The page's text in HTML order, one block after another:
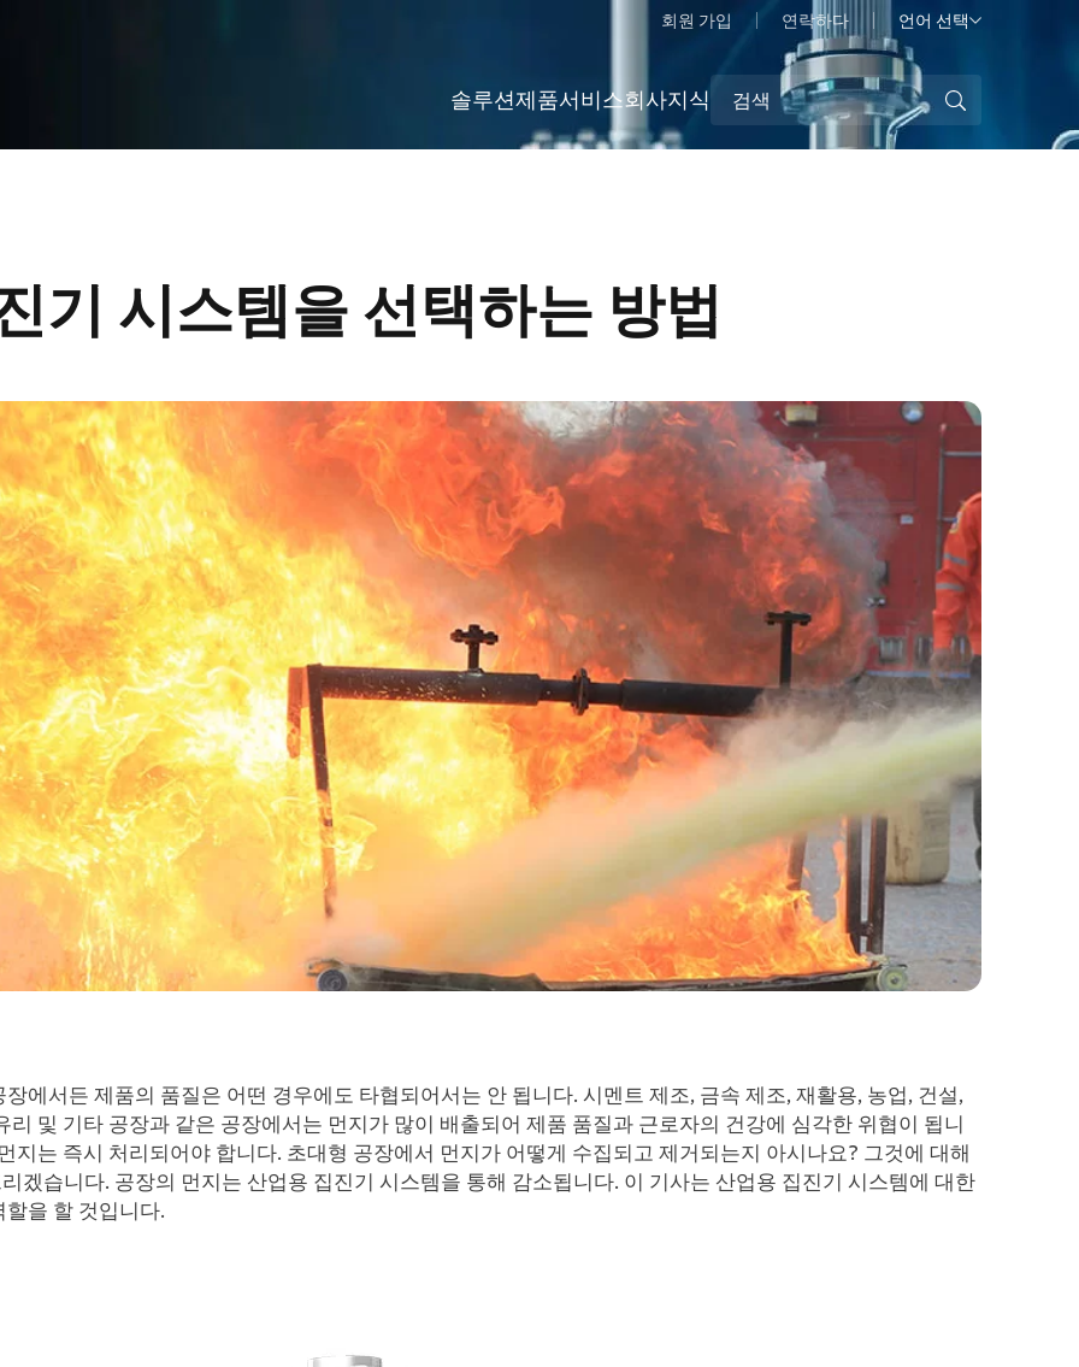
회원 가입 연락하다 언어 선택
솔루션제품서비스회사지식
기 시스템을 선택하는 방법
장에서든 제품의 품질은 어떤 경우에도 타협되어서는 안 됩니다. 시멘트 제조, 금속 제조, 재활용, 농업, 건설,
리 및 기타 공장과 같은 공장에서는 먼지가 많이 배출되어 제품 품질과 근로자의 건강에 심각한 위협이 됩니
지는 즉시 처리되어야 합니다. 초대형 공장에서 먼지가 어떻게 수집되고 제거되는지 아시나요? 그것에 대해
겠습니다. 공장의 먼지는 산업용 집진기 시스템을 통해 감소됩니다. 이 기사는 산업용 집진기 시스템에 대한
할을 할 것입니다.